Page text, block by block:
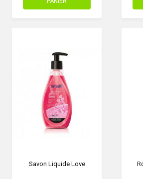
Savon Liquide Love